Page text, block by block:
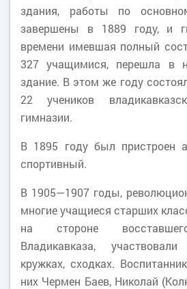
здания, работы по
завершены в 1889 году, и
времени имевшая полный
327 учащимися, перешла в
здание. В этом же году
22 учеников
гимназии.
В 1895 году был пристроен
спортивный.
В 1905—1907 годы,
многие учащиеся старших
на стороне
Владикавказа,
кружках, сходках.
них Чермен Баев, Николай